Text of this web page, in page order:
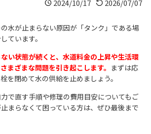
2024/10/17 2026/07/07
水が止まらない原因が「タンク」である場
ています。
い状態が続くと、水道料金の上昇や生活環
まざまな問題を引き起こします。 まずは応
を閉めて水の供給を止めましょう。
で直す手順や修理の費用目安についてもご
まらなくて困っている方は、ぜひ最後まで